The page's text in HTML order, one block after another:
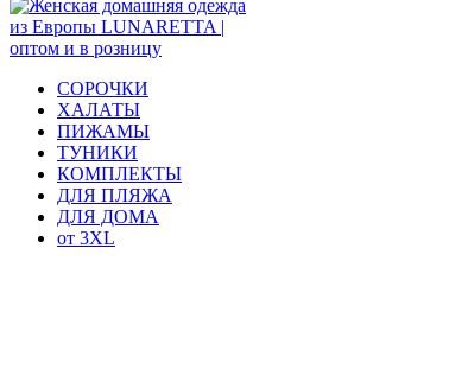
СОРОЧКИ
ХАЛАТЫ
ПИЖАМЫ
ТУНИКИ
КОМПЛЕКТЫ
ДЛЯ ПЛЯЖА
ДЛЯ ДОМА
от 3XL